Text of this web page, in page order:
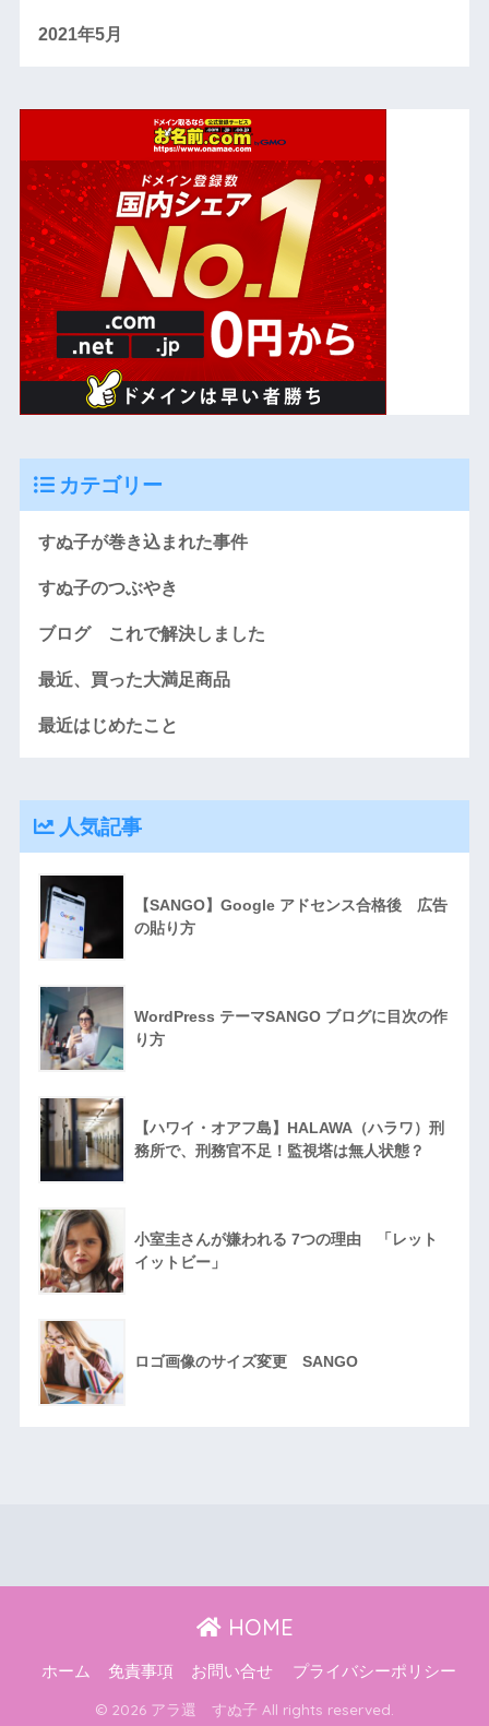
2021年5月
カテゴリー
すぬ子が巻き込まれた事件
すぬ子のつぶやき
ブログ これで解決しました
最近、買った大満足商品
最近はじめたこと
人気記事
【SANGO】Google アドセンス合格後 広告
の貼り方
WordPress テーマSANGO ブログに目次の作
り方
【ハワイ・オアフ島】HALAWA（ハラワ）刑
務所で、刑務官不足！監視塔は無人状態？
小室圭さんが嫌われる 7つの理由 「レット
イットビー」
ロゴ画像のサイズ変更 SANGO
HOME
ホーム 免責事項 お問い合せ プライバシーポリシー
© 2026 アラ還 すぬ子 All rights reserved.